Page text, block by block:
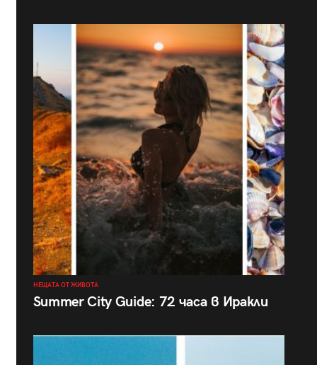
НЕЩАТА ОТ ЖИВОТА
Summer City Guide: 72 часа в Иракли